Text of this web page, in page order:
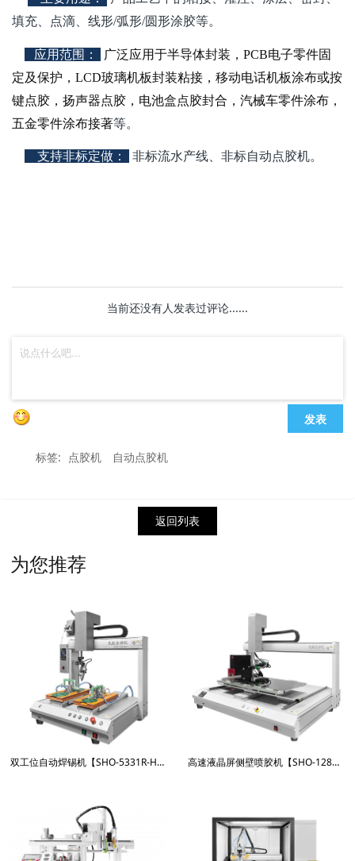
填充、点滴、线形/弧形/圆形涂胶等。
应用范围 ：
广泛应用于半导体封装，PCB电子零件固
定及保护，LCD玻璃机板封装粘接，移动电话机板涂布或按
键点胶，扬声器点胶，电池盒点胶封合，汽械车零件涂布，
五金零件涂布接著等。
支持非标定做 ： 非标流水产线、非标自动点胶机。
当前还没有人发表过评论......
发表
标签: 点胶机 自动点胶机
返回列表
为您推荐
双工位自动焊锡机【SHO-5331R-HX600W】 高速液晶屏侧壁喷胶机【SHO-1281RPJ】